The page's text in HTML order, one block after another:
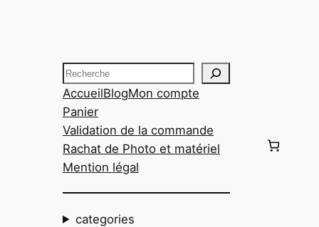
Recherche
AccueilBlogMon compte
Panier
Validation de la commande
Rachat de Photo et matériel
Mention légal
categories